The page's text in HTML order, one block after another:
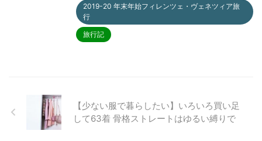
2019-20 年末年始フィレンツェ・ヴェネツィア旅
行
旅行記
【少ない服で暮らしたい】いろいろ買い足
して63着 骨格ストレートはゆるい縛りで